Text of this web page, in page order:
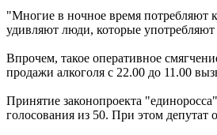
"Многие в ночное время потребляют
удивляют люди, которые употребляют
Впрочем, такое оперативное
продажи алкоголя с 22.00 до 11.00
Принятие законопроекта
голосования из 50. При этом